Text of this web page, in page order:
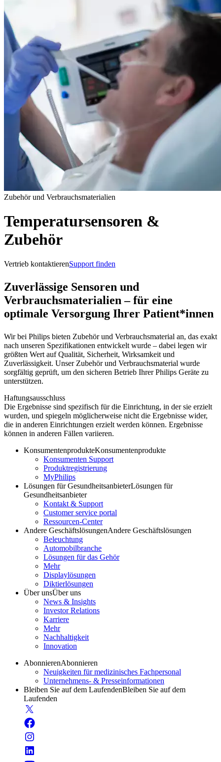
Zubehör und Verbrauchsmaterialien
Temperatursensoren &
Zubehör
Vertrieb kontaktierenSupport finden
Zuverlässige Sensoren und
Verbrauchsmaterialien – für eine
optimale Versorgung Ihrer Patient*innen
Wir bei Philips bieten Zubehör und Verbrauchsmaterial an, das exakt
nach unseren Spezifikationen entwickelt wurde – dabei legen wir
größten Wert auf Qualität, Sicherheit, Wirksamkeit und
Zuverlässigkeit. Unser Zubehör und Verbrauchsmaterial wurde
sorgfältig geprüft, um den sicheren Betrieb Ihrer Philips Geräte zu
unterstützen.
Haftungsausschluss
Die Ergebnisse sind spezifisch für die Einrichtung, in der sie erzielt
wurden, und spiegeln möglicherweise nicht die Ergebnisse wider,
die in anderen Einrichtungen erzielt werden können. Ergebnisse
können in anderen Fällen variieren.
KonsumentenprodukteKonsumentenprodukte
Konsumenten Support
Produktregistrierung
MyPhilips
Lösungen für GesundheitsanbieterLösungen für
Gesundheitsanbieter
Kontakt & Support
Customer service portal
Ressourcen-Center
Andere GeschäftslösungenAndere Geschäftslösungen
Beleuchtung
Automobilbranche
Lösungen für das Gehör
Mehr
Displaylösungen
Diktierlösungen
Über unsÜber uns
News & Insights
Investor Relations
Karriere
Mehr
Nachhaltigkeit
Innovation
AbonnierenAbonnieren
Neuigkeiten für medizinisches Fachpersonal
Unternehmens- & Presseinformationen
Bleiben Sie auf dem LaufendenBleiben Sie auf dem
Laufenden